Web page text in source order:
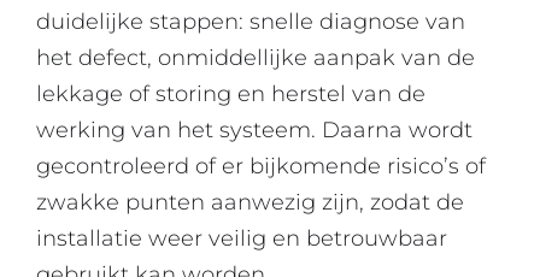
duidelijke stappen: snelle diagnose van
het defect, onmiddellijke aanpak van de
lekkage of storing en herstel van de
werking van het systeem. Daarna wordt
gecontroleerd of er bijkomende risico’s of
zwakke punten aanwezig zijn, zodat de
installatie weer veilig en betrouwbaar